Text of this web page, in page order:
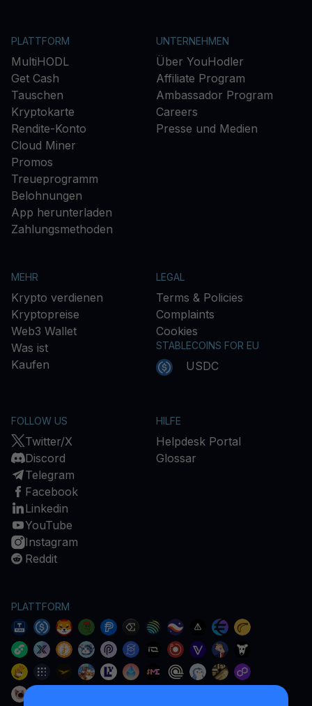
PLATTFORM
MultiHODL
Get Cash
Tauschen
Kryptokarte
Rendite-Konto
Cloud Miner
Promos
Treueprogramm
Belohnungen
App herunterladen
Zahlungsmethoden
UNTERNEHMEN
Über YouHodler
Affiliate Program
Ambassador Program
Careers
Presse und Medien
MEHR
Krypto verdienen
Kryptopreise
Web3 Wallet
Was ist
Kaufen
LEGAL
Terms & Policies
Complaints
Cookies
STABLECOINS FOR EU
USDC
FOLLOW US
Twitter/X
Discord
Telegram
Facebook
Linkedin
YouTube
Instagram
Reddit
HILFE
Helpdesk Portal
Glossar
PLATTFORM